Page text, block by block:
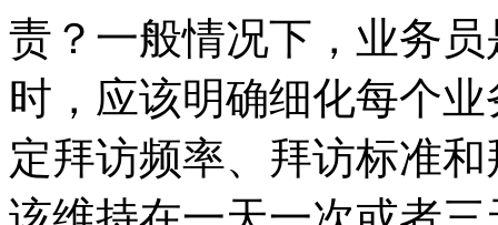
责？一般情况下，业务
时，应该明确细化每个
定拜访频率、拜访标准